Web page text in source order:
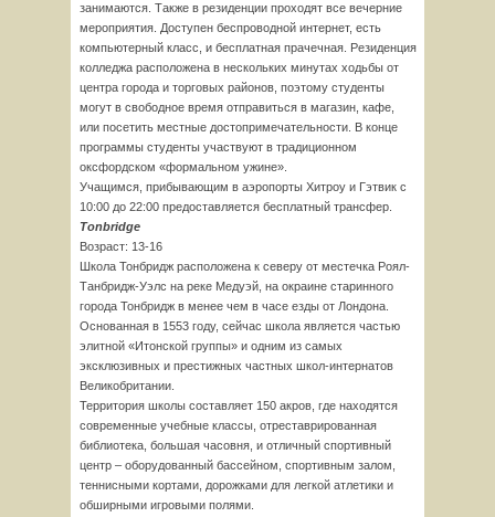
занимаются. Также в резиденции проходят все вечерние
мероприятия. Доступен беспроводной интернет, есть
компьютерный класс, и бесплатная прачечная. Резиденция
колледжа расположена в нескольких минутах ходьбы от
центра города и торговых районов, поэтому студенты
могут в свободное время отправиться в магазин, кафе,
или посетить местные достопримечательности. В конце
программы студенты участвуют в традиционном
оксфордском «формальном ужине».
Учащимся, прибывающим в аэропорты Хитроу и Гэтвик с
10:00 до 22:00 предоставляется бесплатный трансфер.
Tonbridge
Возраст: 13-16
Школа Тонбридж расположена к северу от местечка Роял-
Танбридж-Уэлс на реке Медуэй, на окраине старинного
города Тонбридж в менее чем в часе езды от Лондона.
Основанная в 1553 году, сейчас школа является частью
элитной «Итонской группы» и одним из самых
эксклюзивных и престижных частных школ-интернатов
Великобритании.
Территория школы составляет 150 акров, где находятся
современные учебные классы, отреставрированная
библиотека, большая часовня, и отличный спортивный
центр – оборудованный бассейном, спортивным залом,
теннисными кортами, дорожками для легкой атлетики и
обширными игровыми полями.